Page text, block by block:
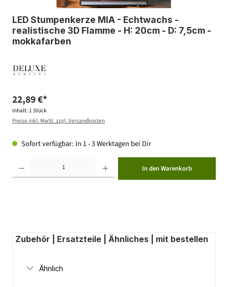
LED Stumpenkerze MIA - Echtwachs -
realistische 3D Flamme - H: 20cm - D: 7,5cm -
mokkafarben
22,89 €*
Inhalt: 1 Stück
Preise inkl. MwSt. zzgl. Versandkosten
Sofort verfügbar: In 1 - 3 Werktagen bei Dir
In den Warenkorb
Zubehör | Ersatzteile | Ähnliches | mit bestellen
Ähnlich